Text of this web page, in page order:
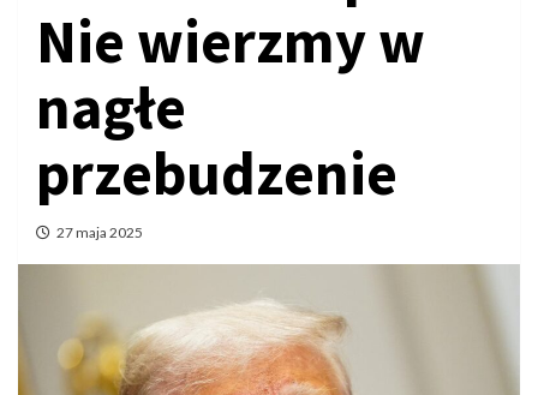
Nie wierzmy w
nagłe
przebudzenie
27 maja 2025